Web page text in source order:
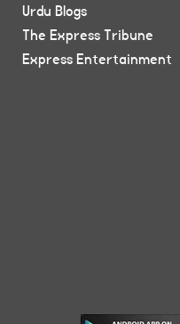
Urdu Blogs
The Express Tribune
Express Entertainment